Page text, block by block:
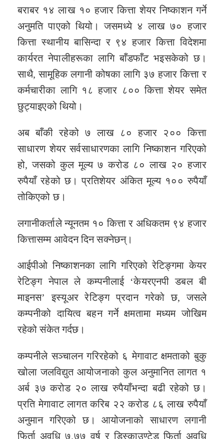
बराबर १४ लाख १० हजार कित्ता शेयर निष्काशन गर्ने
अनुमति पाएको थियो। जसमध्ये ४ लाख ७० हजार
कित्ता स्थानीय बासिन्दा र ९४ हजार कित्ता विदेशमा
कार्यरत नेपालीहरूका लागि बाँडफाँट भइसकेको छ।
साथै, सामूहिक लगानी कोषका लागि ३७ हजार कित्ता र
कर्मचारीका लागि १८ हजार ८०० कित्ता शेयर समेत
छुट्याइएको थियो।
अब बाँकी रहेको ७ लाख ८० हजार २०० कित्ता
साधारण शेयर सर्वसाधारणका लागि निष्काशन गरिएको
हो, जसको कुल मूल्य ७ करोड ८० लाख २० हजार
रुपैयाँ रहेको छ। प्रतिशेयर अंकित मूल्य १०० रुपैयाँ
तोकिएको छ।
लगानीकर्ताले न्यूनतम १० कित्ता र अधिकतम ९४ हजार
कित्तासम्म आवेदन दिन सक्नेछन्।
आईपीओ निष्काशनका लागि गरिएको रेटिङ्गमा केयर
रेटिङ्ग नेपाल ले कम्पनीलाई ‘केयरएनपी डबल बी
माइनस’ इस्यूअर रेटिङ्ग प्रदान गरेको छ, जसले
कम्पनीको दायित्व बहन गर्ने क्षमतामा मध्यम जोखिम
रहेको संकेत गर्दछ।
कम्पनीले सञ्चालन गरिरहेको ६ मेगावाट क्षमताको बुकु
खोला जलविद्युत आयोजनाको कुल अनुमानित लागत १
अर्ब ३७ करोड २० लाख रुपैयाँभन्दा बढी रहेको छ।
प्रति मेगावाट लागत करिब २२ करोड ८६ लाख रुपैयाँ
अनुमान गरिएको छ। आयोजनाको साधारण लगानी
फिर्ता अवधि ७.७७ वर्ष र डिस्काउण्टेड फिर्ता अवधि